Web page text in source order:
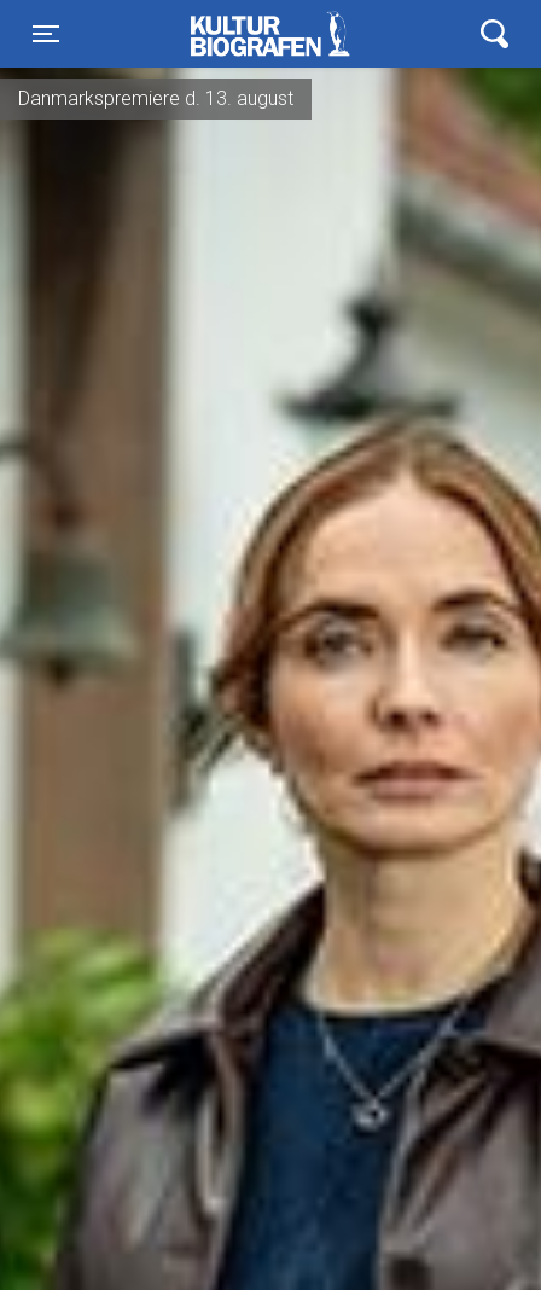
Toggle navigation
Kulturbiografen
Danmarkspremiere d. 13. august